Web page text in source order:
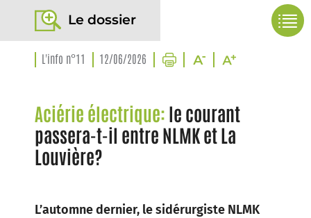
Le dossier
L'info n°11 12/06/2026
Aciérie électrique: le courant
passera-t-il entre NLMK et La
Louvière?
L’automne dernier, le sidérurgiste NLMK